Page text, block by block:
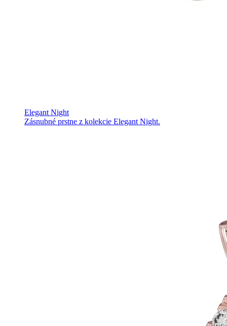
Elegant Night
Zásnubné prstne z kolekcie Elegant Night.